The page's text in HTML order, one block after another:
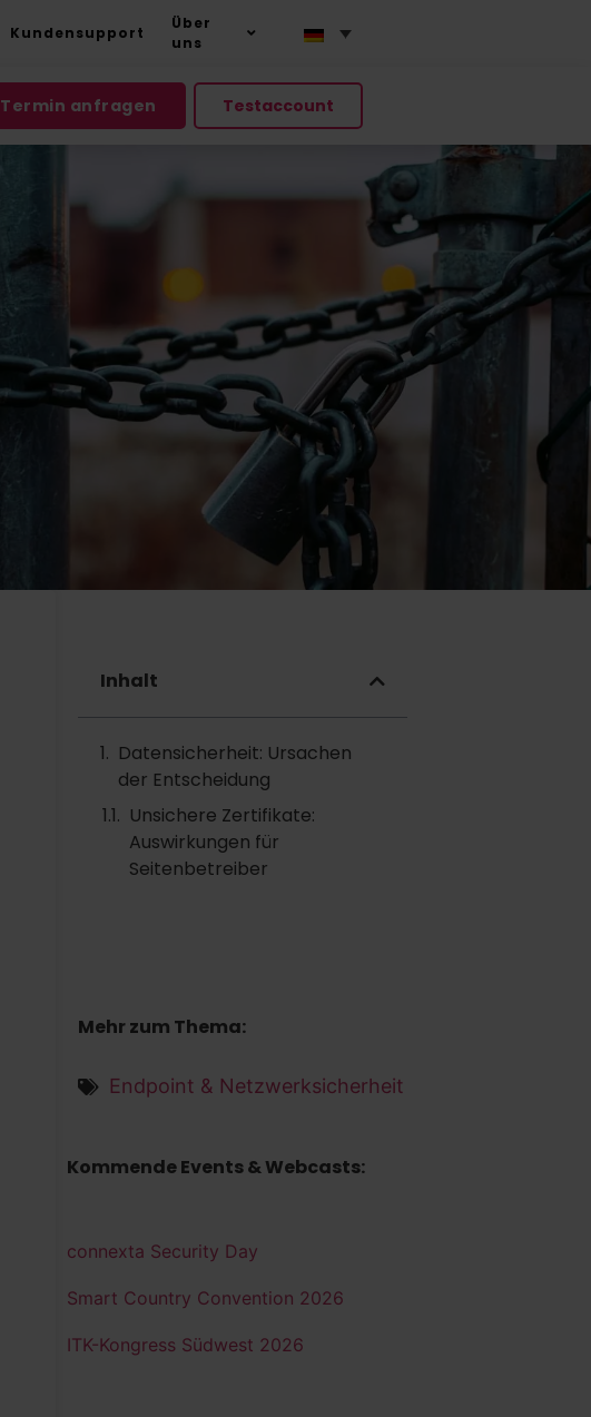
Kundensupport
Über
uns
Termin anfragen Testaccount
Inhalt
Datensicherheit: Ursachen
der Entscheidung
Unsichere Zertifikate:
Auswirkungen für
Seitenbetreiber
Mehr zum Thema:
Endpoint & Netzwerksicherheit
Kommende Events & Webcasts:
connexta Security Day
Smart Country Convention 2026
ITK-Kongress Südwest 2026